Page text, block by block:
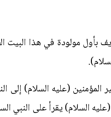
بأول مولودة في هذا البيت
(عليه السلام) إلى
السلام) يقرأ على النبي